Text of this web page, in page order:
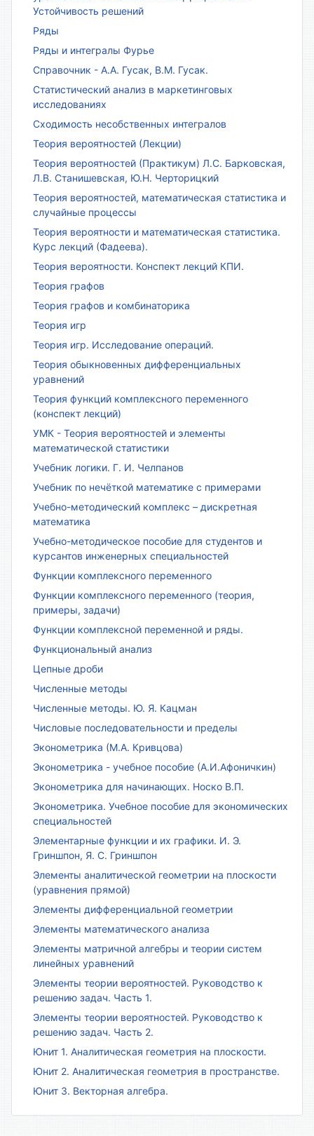
Устойчивость решений
Ряды
Ряды и интегралы Фурье
Справочник - А.А. Гусак, В.М. Гусак.
Статистический анализ в маркетинговых
исследованиях
Сходимость несобственных интегралов
Теория вероятностей (Лекции)
Теория вероятностей (Практикум) Л.С. Барковская,
Л.В. Станишевская, Ю.Н. Черторицкий
Теория вероятностей, математическая статистика и
случайные процессы
Теория вероятности и математическая статистика.
Курс лекций (Фадеева).
Теория вероятности. Конспект лекций КПИ.
Теория графов
Теория графов и комбинаторика
Теория игр
Теория игр. Исследование операций.
Теория обыкновенных дифференциальных
уравнений
Теория функций комплексного переменного
(конспект лекций)
УМК - Теория вероятностей и элементы
математической статистики
Учебник логики. Г. И. Челпанов
Учебник по нечёткой математике с примерами
Учебно-методический комплекс – дискретная
математика
Учебно-методическое пособие для студентов и
курсантов инженерных специальностей
Функции комплексного переменного
Функции комплексного переменного (теория,
примеры, задачи)
Функции комплексной переменной и ряды.
Функциональный анализ
Цепные дроби
Численные методы
Численные методы. Ю. Я. Кацман
Числовые последовательности и пределы
Эконометрика (М.А. Кривцова)
Эконометрика - учебное пособие (А.И.Афоничкин)
Эконометрика для начинающих. Носко В.П.
Эконометрика. Учебное пособие для экономических
специальностей
Элементарные функции и их графики. И. Э.
Гриншпон, Я. С. Гриншпон
Элементы аналитической геометрии на плоскости
(уравнения прямой)
Элементы дифференциальной геометрии
Элементы математического анализа
Элементы матричной алгебры и теории систем
линейных уравнений
Элементы теории вероятностей. Руководство к
решению задач. Часть 1.
Элементы теории вероятностей. Руководство к
решению задач. Часть 2.
Юнит 1. Аналитическая геометрия на плоскости.
Юнит 2. Аналитическая геометрия в пространстве.
Юнит 3. Векторная алгебра.